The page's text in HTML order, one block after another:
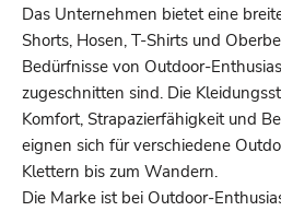
Das Unternehmen bietet eine
Shorts, Hosen, T-Shirts und
Bedürfnisse von Outdoor-
zugeschnitten sind. Die
Komfort, Strapazierfähigkeit und
eignen sich für verschiedene
Klettern bis zum Wandern.
Die Marke ist bei Outdoor-